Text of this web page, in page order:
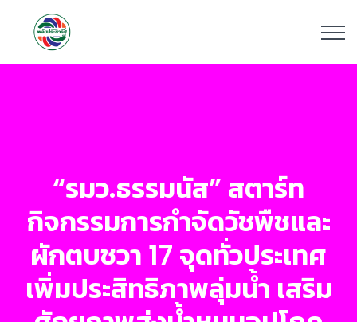
“รมว.ธรรมนัส” สตาร์ท
กิจกรรมการกำจัดวัชพืชและ
ผักตบชวา 17 จุดทั่วประเทศ
เพิ่มประสิทธิภาพลุ่มน้ำ เสริม